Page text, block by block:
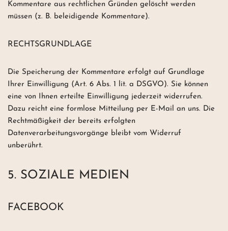
Kommentare aus rechtlichen Gründen gelöscht werden
müssen (z. B. beleidigende Kommentare).
RECHTSGRUNDLAGE
Die Speicherung der Kommentare erfolgt auf Grundlage
Ihrer Einwilligung (Art. 6 Abs. 1 lit. a DSGVO). Sie können
eine von Ihnen erteilte Einwilligung jederzeit widerrufen.
Dazu reicht eine formlose Mitteilung per E-Mail an uns. Die
Rechtmäßigkeit der bereits erfolgten
Datenverarbeitungsvorgänge bleibt vom Widerruf
unberührt.
5. SOZIALE MEDIEN
FACEBOOK